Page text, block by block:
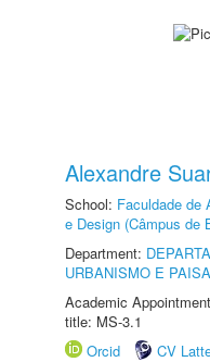
Alexandre
School: Faculdade de
e Design (Câmpus de
Department:
URBANISMO E
Academic
title: MS-3.1
Orcid
CV